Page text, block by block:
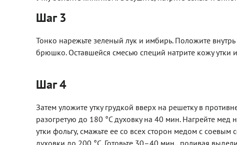
Шаг 3
Тонко нарежьте зеленый лук и имбирь. Положите
брюшко. Оставшейся смесью специй натрите кожу утки
Шаг 4
Затем уложите утку грудкой вверх на решетку в
разогретую до 180 °С духовку на 40 мин. Нагрейте мед
утки фольгу, смажьте ее со всех сторон медом с
духовки до 200 °С. Готовьте 30–40 мин., поливая